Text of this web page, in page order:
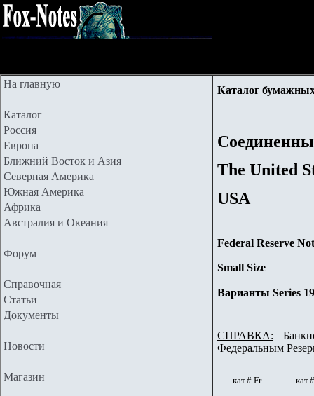
На главную
Каталог
Россия
Европа
Ближний Восток и Азия
Северная Америка
Южная Америка
Африка
Австралия и Океания
Форум
Справочная
Статьи
Документы
Новости
Магазин
Каталог
The United
USA
Federal Reserve
Small Size
Варианты Series
СПРАВКА:
Федеральным
кат.# Fr